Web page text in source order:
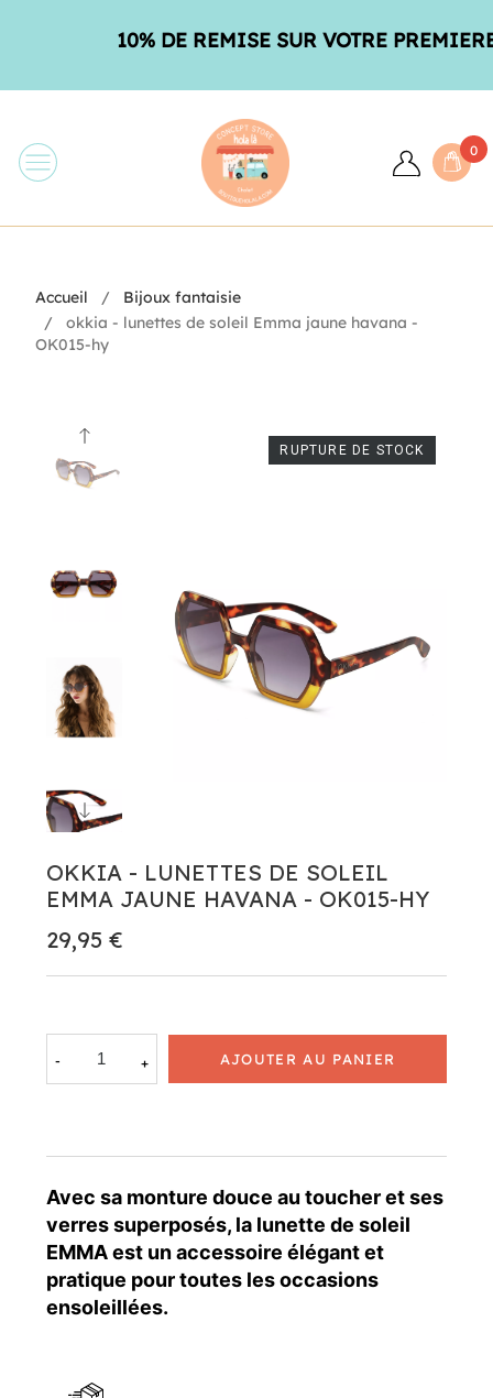
10% DE REMISE SUR VOTRE
0
Accueil
Bijoux fantaisie
okkia - lunettes de soleil Emma jaune havana -
OK015-hy
RUPTURE DE STOCK
OKKIA - LUNETTES DE SOLEIL
EMMA JAUNE HAVANA - OK015-HY
29,95 €
AJOUTER AU PANIER
Avec sa monture douce au toucher et ses
verres superposés, la lunette de soleil
EMMA est un accessoire élégant et
pratique pour toutes les occasions
ensoleillées.